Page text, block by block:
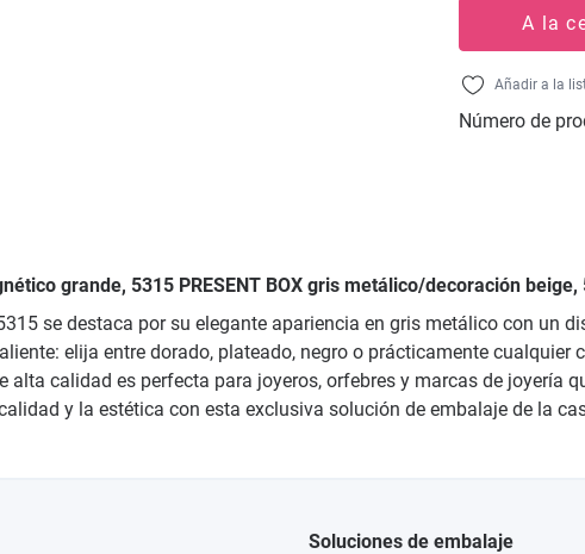
A la
Añadir a la
Número de
grande, 5315 PRESENT BOX gris metálico/decoración
se destaca por su elegante apariencia en gris metálico con un
elija entre dorado, plateado, negro o prácticamente
calidad es perfecta para joyeros, orfebres y marcas de joyería
y la estética con esta exclusiva solución de embalaje de la
Soluciones de embalaje